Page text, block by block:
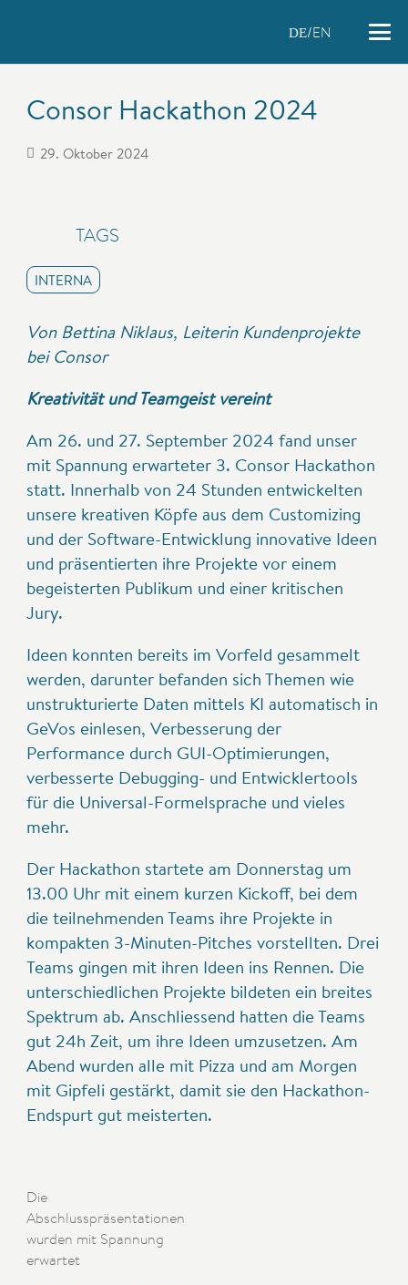
DE EN
Consor Hackathon 2024
29. Oktober 2024
Von Bettina Niklaus, Leiterin Kundenprojekte
bei Consor
Kreativität und Teamgeist vereint
Am 26. und 27. September 2024 fand unser
mit Spannung erwarteter 3. Consor Hackathon
statt. Innerhalb von 24 Stunden entwickelten
unsere kreativen Köpfe aus dem Customizing
und der Software-Entwicklung innovative Ideen
und präsentierten ihre Projekte vor einem
begeisterten Publikum und einer kritischen
Jury.
Ideen konnten bereits im Vorfeld gesammelt
werden, darunter befanden sich Themen wie
unstrukturierte Daten mittels KI automatisch in
GeVos einlesen, Verbesserung der
Performance durch GUI-Optimierungen,
verbesserte Debugging- und Entwicklertools
für die Universal-Formelsprache und vieles
mehr.
Der Hackathon startete am Donnerstag um
13.00 Uhr mit einem kurzen Kickoff, bei dem
die teilnehmenden Teams ihre Projekte in
kompakten 3-Minuten-Pitches vorstellten. Drei
Teams gingen mit ihren Ideen ins Rennen. Die
unterschiedlichen Projekte bildeten ein breites
Spektrum ab. Anschliessend hatten die Teams
gut 24h Zeit, um ihre Ideen umzusetzen. Am
Abend wurden alle mit Pizza und am Morgen
mit Gipfeli gestärkt, damit sie den Hackathon-
Endspurt gut meisterten.
Die
Abschlusspräsentationen
wurden mit Spannung
erwartet
TAGS
INTERNA